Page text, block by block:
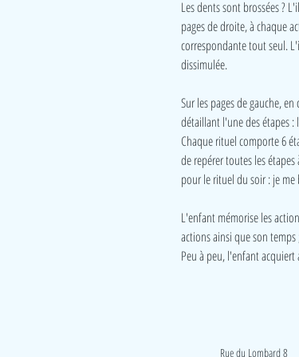
Les dents sont brossées ?
pages de droite, à chaque
correspondante tout seul.
dissimulée.
Sur les pages de gauche,
détaillant l'une des étapes :
Chaque rituel comporte 6
de repérer toutes les
pour le rituel du soir : je
L'enfant mémorise les
actions ainsi que son
Peu à peu, l'enfant
Rue du Lombard 8